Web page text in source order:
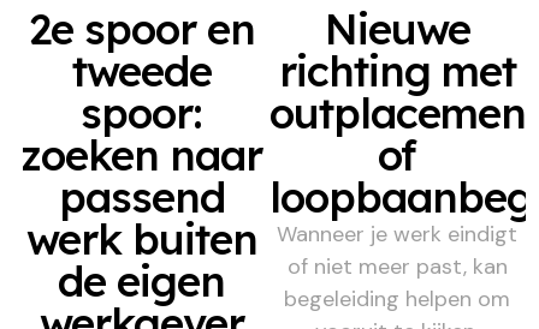
2e spoor en
tweede
spoor:
zoeken naar
passend
werk buiten
de eigen
Nieuwe
richting met
outplacement
of
Wanneer je werk eindigt
of niet meer past, kan
begeleiding helpen om